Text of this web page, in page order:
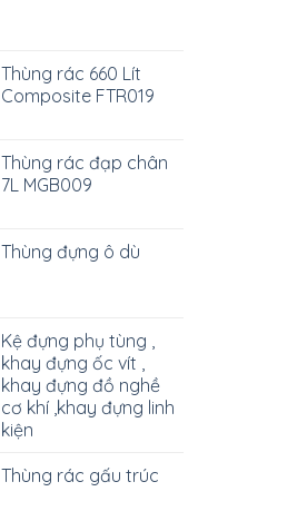
Thùng rác 660 Lít
Composite FTR019
Thùng rác đạp chân
7L MGB009
Thùng đựng ô dù
Kệ đựng phụ tùng ,
khay đựng ốc vít ,
khay đựng đồ nghề
cơ khí ,khay đựng linh
kiện
Thùng rác gấu trúc